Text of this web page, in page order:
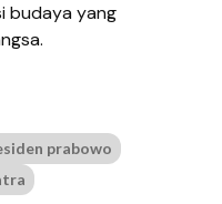
budaya yang
prabowo